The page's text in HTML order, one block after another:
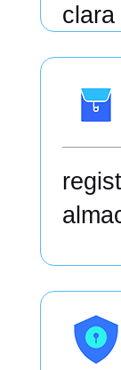
clara